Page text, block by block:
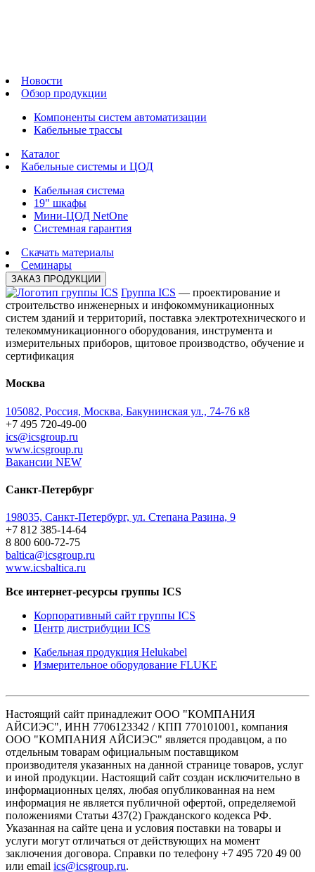
Новости
Обзор продукции
Компоненты систем автоматизации
Кабельные трассы
Каталог
Кабельные системы и ЦОД
Кабельная система
19" шкафы
Мини-ЦОД NetOne
Системная гарантия
Скачать материалы
Cеминары
ЗАКАЗ ПРОДУКЦИИ
Группа ICS — проектирование и
строительство инженерных и инфокоммуникационных
систем зданий и территорий, поставка электротехнического и
телекоммуникационного оборудования, инструмента и
измерительных приборов, щитовое производство, обучение и
сертификация
Москва
105082, Россия, Москва, Бакунинская ул., 74-76 к8
+7 495 720-49-00
ics@icsgroup.ru
www.icsgroup.ru
Вакансии NEW
Санкт-Петербург
198035, Санкт-Петербург, ул. Степана Разина, 9
+7 812 385-14-64
8 800 600-72-75
baltica@icsgroup.ru
www.icsbaltica.ru
Все интернет-ресурсы группы ICS
Корпоративный сайт группы ICS
Центр дистрибуции ICS
Кабельная продукция Helukabel
Измерительное оборудование FLUKE
Настоящий сайт принадлежит ООО "КОМПАНИЯ
АЙСИЭС", ИНН 7706123342 / КПП 770101001, компания
ООО "КОМПАНИЯ АЙСИЭС" является продавцом, а по
отдельным товарам официальным поставщиком
производителя указанных на данной странице товаров, услуг
и иной продукции. Настоящий сайт создан исключительно в
информационных целях, любая опубликованная на нем
информация не является публичной офертой, определяемой
положениями Статьи 437(2) Гражданского кодекса РФ.
Указанная на сайте цена и условия поставки на товары и
услуги могут отличаться от действующих на момент
заключения договора. Справки по телефону +7 495 720 49 00
или email ics@icsgroup.ru.